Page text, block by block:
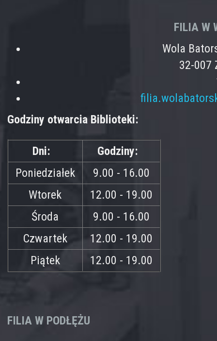
FILIA W
Wola
32-007
Godziny otwarcia Biblioteki:
Dni:
Godziny:
Poniedziałek
9.00 - 16.00
Wtorek
12.00 - 19.00
Środa
9.00 - 16.00
Czwartek
12.00 - 19.00
Piątek
12.00 - 19.00
FILIA W PODŁĘŻU